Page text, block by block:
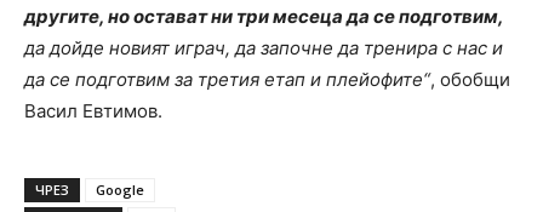
другите, но остават ни три месеца да се подготвим,
да дойде новият играч, да започне да тренира с нас и
да се подготвим за третия етап и плейофите“, обобщи
Васил Евтимов.
ЧРЕЗ
Google